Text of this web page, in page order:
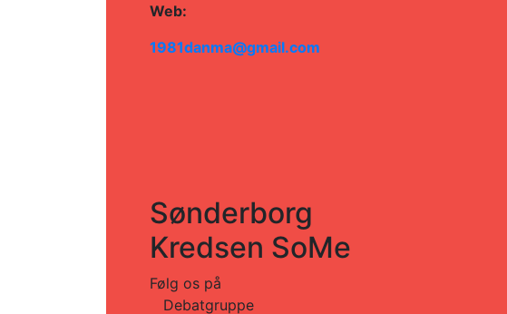
Web:
1981danma@gmail.com
Sønderborg
Kredsen SoMe
Følg os på
Debatgruppe